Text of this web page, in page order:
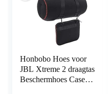
Honbobo Hoes voor
JBL Xtreme 2 draagtas
Beschermhoes Case